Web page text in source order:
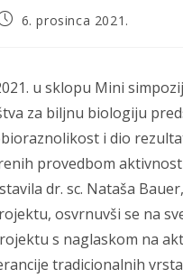
6. prosinca 2021.
u sklopu Mini
za biljnu biologiju
i dio
provedbom
dr. sc. Nataša Bauer,
osvrnuvši se na
s naglaskom na
tradicionalnih